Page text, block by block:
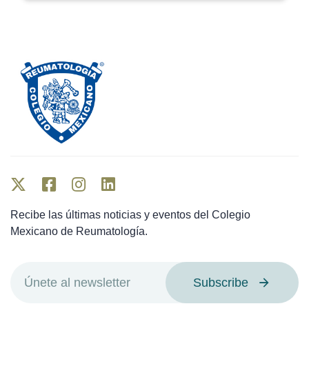
Recibe las últimas noticias y eventos del Colegio
Mexicano de Reumatología.
Subscribe